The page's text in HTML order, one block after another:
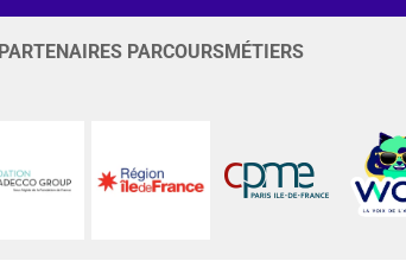
PARTENAIRES PARCOURSMÉTIERS